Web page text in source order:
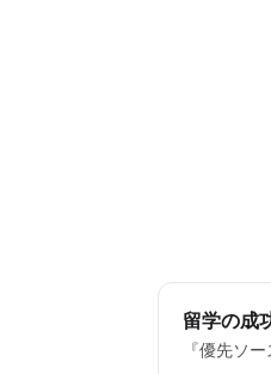
留学の成
『優先ソ